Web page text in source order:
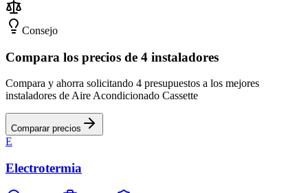
Consejo
Compara los precios de 4 instaladores
Compara y ahorra solicitando 4 presupuestos a los mejores
instaladores de Aire Acondicionado Cassette
Comparar precios
E
Electrotermia